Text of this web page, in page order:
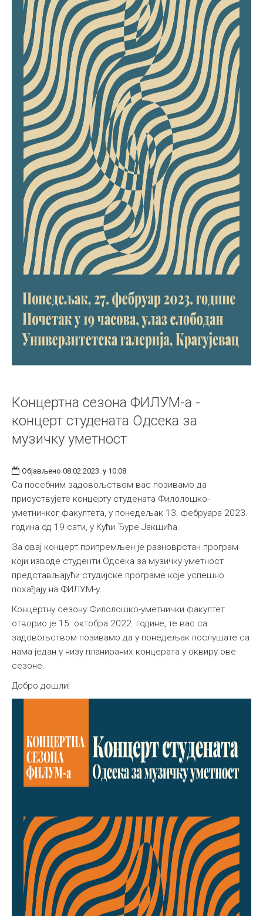
Концертна сезона ФИЛУМ-а -
концерт студената Одсека за
музичку уметност
Објављено 08.02.2023. у 10:08
Са посебним задовољством вас позивамо да
присуствујете концерту студената Филолошко-
уметничког факултета, у понедељак 13. фебруара 2023.
година од 19 сати, у Кући Ђуре Јакшића.
За овај концерт припремљен је разноврстан програм
који изводе студенти Одсека за музичку уметност
представљајући студијске програме које успешно
похађају на ФИЛУМ-у.
Концертну сезону Филолошко-уметнички факултет
отворио је 15. октобра 2022. године, те вас са
задовољством позивамо да у понедељак послушате са
нама један у низу планираних концерата у оквиру ове
сезоне.
Добро дошли!